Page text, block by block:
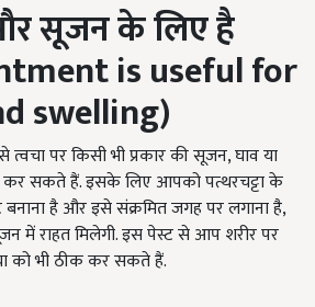
सूजन के लिए है
is useful for
swelling)
पर किसी भी प्रकार की सूजन, घाव या
कर सकते हैं. इसके लिए आपको पत्थरचट्टा के
है और इसे संक्रमित जगह पर लगाना है,
राहत मिलेगी. इस पेस्ट से आप शरीर पर
को भी ठीक कर सकते हैं.